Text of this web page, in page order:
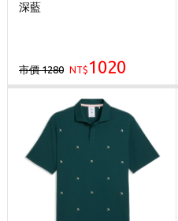
深藍
市價 1280 NT$ 1020